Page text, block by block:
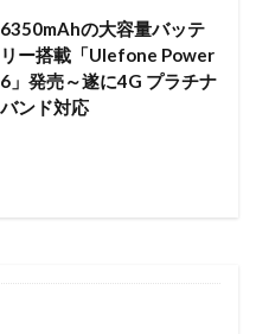
6350mAhの大容量バッテ
リー搭載「Ulefone Power
6」発売～遂に4G プラチナ
バンド対応